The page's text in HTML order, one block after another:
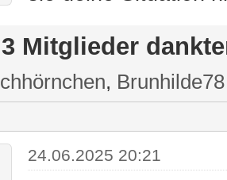
Mitglieder
, Brunhilde78
24.06.2025 20:21